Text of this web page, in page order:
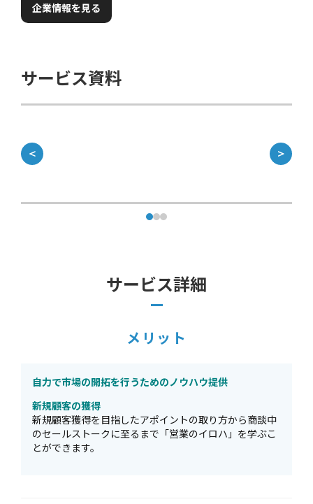
企業情報を見る
サービス資料
＜ ＞
サービス詳細
メリット
自力で市場の開拓を行うためのノウハウ提供
新規顧客の獲得
新規顧客獲得を目指したアポイントの取り方から商談中
のセールストークに至るまで「営業のイロハ」を学ぶこ
とができます。